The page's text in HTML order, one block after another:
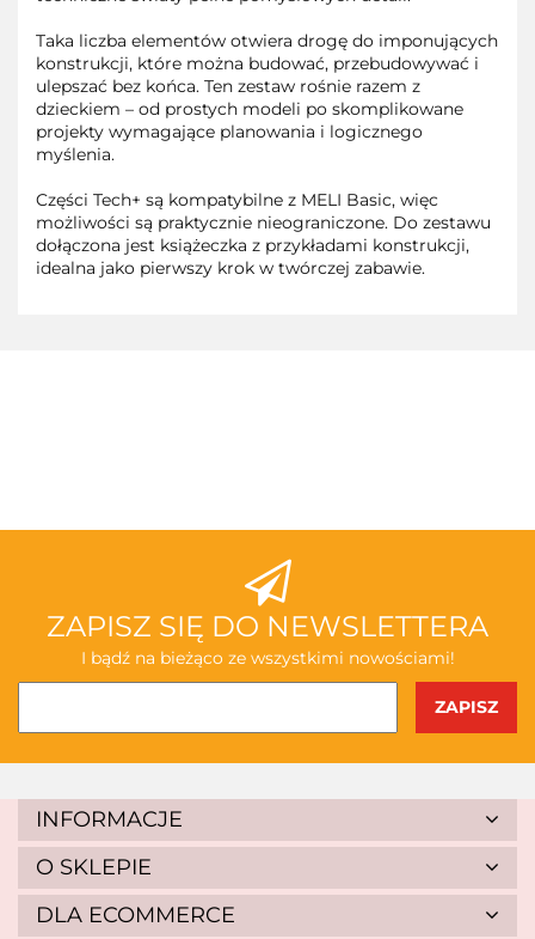
Taka liczba elementów otwiera drogę do imponujących
konstrukcji, które można budować, przebudowywać i
ulepszać bez końca. Ten zestaw rośnie razem z
dzieckiem – od prostych modeli po skomplikowane
projekty wymagające planowania i logicznego
myślenia.
Części Tech+ są kompatybilne z MELI Basic, więc
możliwości są praktycznie nieograniczone. Do zestawu
dołączona jest książeczka z przykładami konstrukcji,
idealna jako pierwszy krok w twórczej zabawie.
ABAKUS
AKSJOMAT
ZAPISZ SIĘ DO NEWSLETTERA
I bądź na bieżąco ze wszystkimi nowościami!
INFORMACJE
O SKLEPIE
DLA ECOMMERCE